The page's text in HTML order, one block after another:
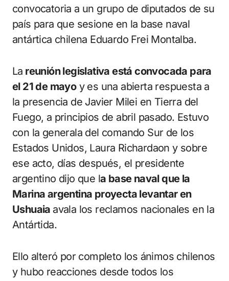
convocatoria a un grupo de diputados de su
país para que sesione en la base naval
antártica chilena Eduardo Frei Montalba.
La reunión legislativa está convocada para
el 21 de mayoy es una abierta respuesta a
la presencia de Javier Milei en Tierra del
Fuego, a principios de abril pasado. Estuvo
con la generala del comando Sur de los
Estados Unidos, Laura Richardaon y sobre
ese acto, días después, el presidente
argentino dijo que la base naval que la
Marina argentina proyecta levantar en
Ushuaia avala los reclamos nacionales en la
Antártida.
Ello alteró por completo los ánimos chilenos
y hubo reacciones desde todos los